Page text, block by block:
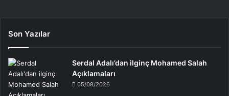
Son Yazılar
Serdal Adalı’dan ilginç Mohamed Salah
Açıklamaları
05/08/2026